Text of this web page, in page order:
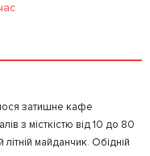
затишне кафе
з місткістю від 10 до 80
майданчик. Обідній